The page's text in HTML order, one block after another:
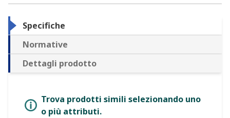
Specifiche
Normative
Dettagli prodotto
Trova prodotti simili selezionando uno
o più attributi.